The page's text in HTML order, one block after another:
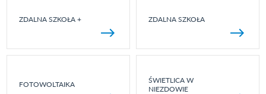
ZDALNA SZKOŁA + ZDALNA SZKOŁA
FOTOWOLTAIKA
ŚWIETLICA W
NIEZDOWIE